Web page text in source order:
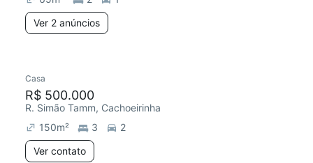
Ver 2 anúncios
Casa
R$ 500.000
R. Simão Tamm, Cachoeirinha
150m² 3
2
Ver contato